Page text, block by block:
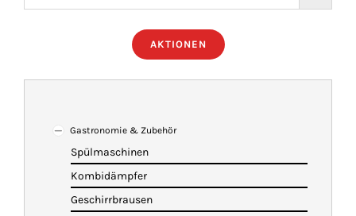
IMBISSANHÄNGER
KATALOG
AKTIONEN
Gastronomie & Zubehör
Spülmaschinen
Kombidämpfer
Geschirrbrausen